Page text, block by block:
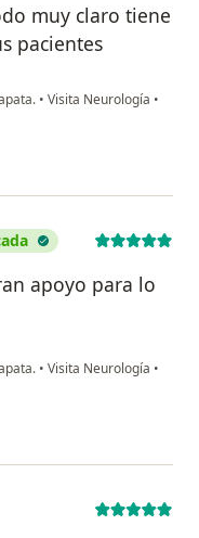
muy claro tiene
pacientes
• Visita Neurología •
apoyo para lo
• Visita Neurología •